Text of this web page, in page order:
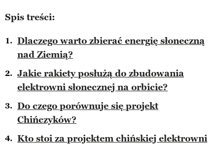
Spis treści:
Dlaczego warto zbierać energię słoneczną
nad Ziemią?
Jakie rakiety posłużą do zbudowania
elektrowni słonecznej na orbicie?
Do czego porównuje się projekt
Chińczyków?
Kto stoi za projektem chińskiej elektrowni